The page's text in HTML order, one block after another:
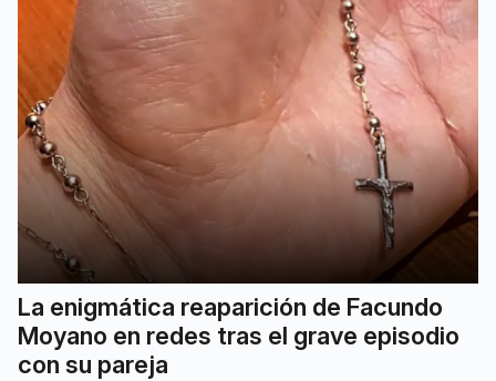
La enigmática reaparición de Facundo
Moyano en redes tras el grave episodio
con su pareja